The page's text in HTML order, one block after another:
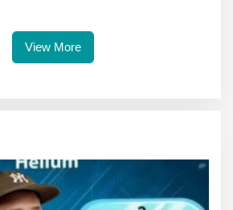
View More